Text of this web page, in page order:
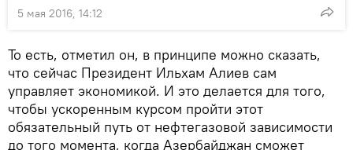
5 мая 2016, 14:12
То есть, отметил он, в принципе можно сказать,
что сейчас Президент Ильхам Алиев сам
управляет экономикой. И это делается для того,
чтобы ускоренным курсом пройти этот
обязательный путь от нефтегазовой зависимости
до того момента, когда Азербайджан сможет